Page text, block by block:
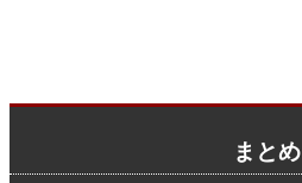
まとめ